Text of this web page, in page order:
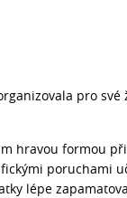
pro své
hravou formou
poruchami
lépe